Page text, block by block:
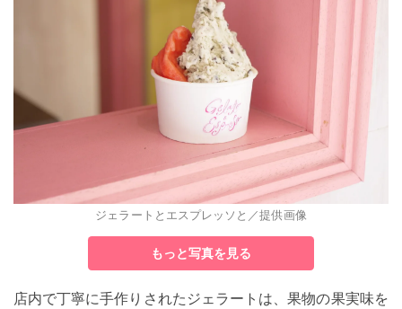
ジェラートとエスプレッソと／提供画像
もっと写真を見る
店内で丁寧に手作りされたジェラートは、果物の果実味を